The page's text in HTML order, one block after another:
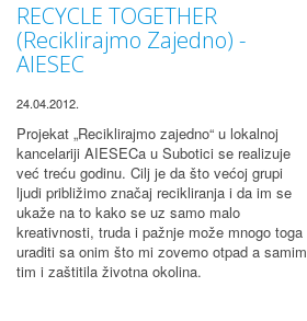
RECYCLE TOGETHER
(Reciklirajmo Zajedno) -
AIESEC
24.04.2012.
Projekat „Reciklirajmo zajedno“ u lokalnoj
kancelariji AIESECa u Subotici se realizuje
već treću godinu. Cilj je da što većoj grupi
ljudi približimo značaj recikliranja i da im se
ukaže na to kako se uz samo malo
kreativnosti, truda i pažnje može mnogo toga
uraditi sa onim što mi zovemo otpad a samim
tim i zaštitila životna okolina.